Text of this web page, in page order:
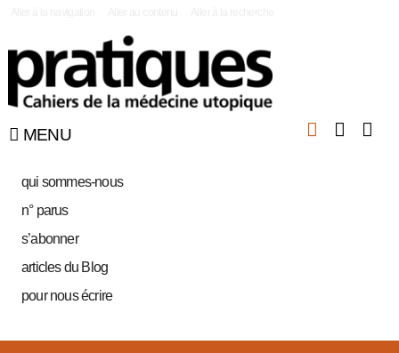
MENU
qui sommes-nous
n° parus
s’abonner
articles du Blog
pour nous écrire